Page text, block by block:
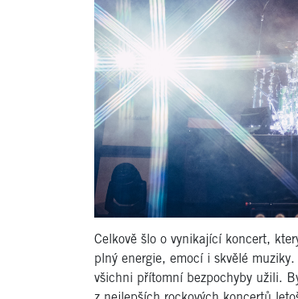
Celkově šlo o vynikající koncert,
plný energie, emocí i skvělé
všichni přítomní bezpochyby užili.